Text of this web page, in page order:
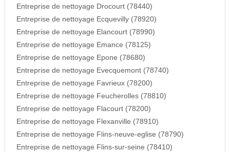
Entreprise de nettoyage Drocourt (78440)
Entreprise de nettoyage Ecquevilly (78920)
Entreprise de nettoyage Elancourt (78990)
Entreprise de nettoyage Emance (78125)
Entreprise de nettoyage Epone (78680)
Entreprise de nettoyage Evecquemont (78740)
Entreprise de nettoyage Favrieux (78200)
Entreprise de nettoyage Feucherolles (78810)
Entreprise de nettoyage Flacourt (78200)
Entreprise de nettoyage Flexanville (78910)
Entreprise de nettoyage Flins-neuve-eglise (78790)
Entreprise de nettoyage Flins-sur-seine (78410)